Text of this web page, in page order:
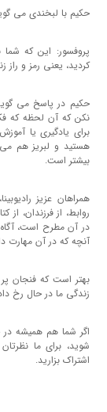
حکیم با لبخندی می
پروفسور: این که شما
کردید، یعنی رمز و راز
حکیم در پاسخ می
نکن که آن لحظه که
برای یادگیری یا
هستید و لبریز هم
بیشتر است.
همراهان عزیز
روابط، از فرزندان،
در آن مطرح است،
آنچه که در آن مهارت
بهتر است که فنجان پر
زندگی ما در حال رخ
اگر شما هم همیشه
شوید، برای ما
اشتراک بزارید.